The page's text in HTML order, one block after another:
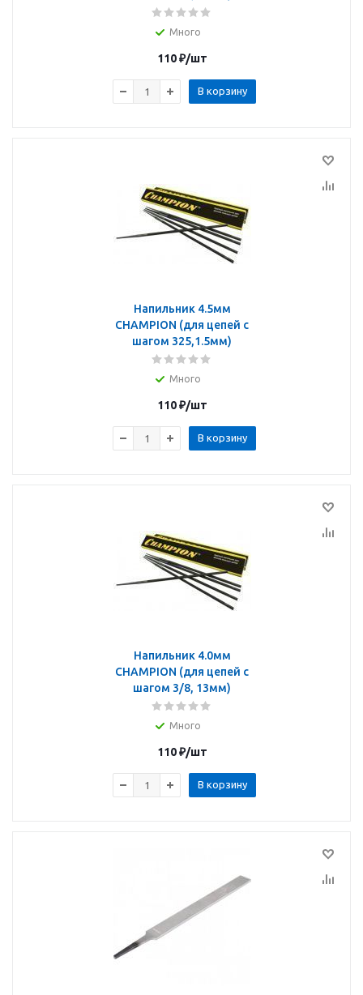
Много
110₽/шт
В корзину
Напильник 4.5мм
CHAMPION (для цепей с
шагом 325,1.5мм)
Много
110₽/шт
В корзину
Напильник 4.0мм
CHAMPION (для цепей с
шагом 3/8, 13мм)
Много
110₽/шт
В корзину